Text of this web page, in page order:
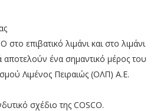
στο επιβατικό λιμάνι και στο λιμάνι
αποτελούν ένα σημαντικό μέρος του
Λιμένος Πειραιώς (ΟΛΠ) Α.Ε.
σχέδιο της COSCO.